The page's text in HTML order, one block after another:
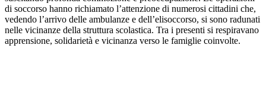
di soccorso hanno richiamato l’attenzione di numerosi cittadini che,
vedendo l’arrivo delle ambulanze e dell’elisoccorso, si sono radunati
nelle vicinanze della struttura scolastica. Tra i presenti si respiravano
apprensione, solidarietà e vicinanza verso le famiglie coinvolte.